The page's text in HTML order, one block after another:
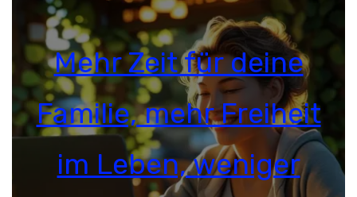
Mehr Zeit für deine
Familie, mehr Freiheit
im Leben, weniger